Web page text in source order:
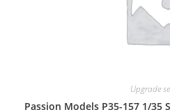
Upgrade
Passion Models P35-157 1/35